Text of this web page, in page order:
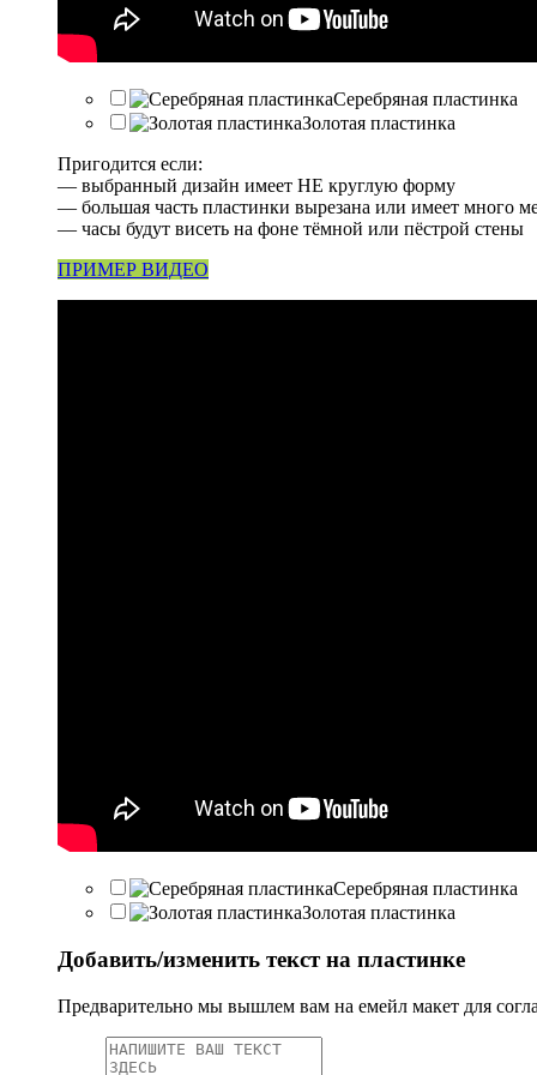
Серебряная пластинка
Золотая пластинка
Пригодится если:
— выбранный дизайн имеет НЕ круглую форму
— большая часть пластинки вырезана или имеет много
— часы будут висеть на фоне тёмной или пёстрой стены
ПРИМЕР ВИДЕО
Серебряная пластинка
Золотая пластинка
Добавить/изменить текст на пластинке
Предварительно мы вышлем вам на емейл макет для